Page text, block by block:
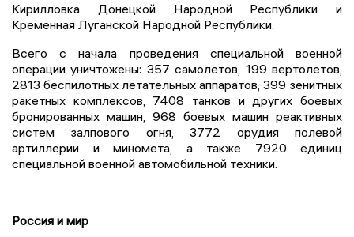
Кирилловка Донецкой Народной Республики и
Кременная Луганской Народной Республики.
Всего с начала проведения специальной военной
операции уничтожены: 357 самолетов, 199 вертолетов,
2813 беспилотных летательных аппаратов, 399 зенитных
ракетных комплексов, 7408 танков и других боевых
бронированных машин, 968 боевых машин реактивных
систем залпового огня, 3772 орудия полевой
артиллерии и миномета, а также 7920 единиц
специальной военной автомобильной техники.
Россия и мир